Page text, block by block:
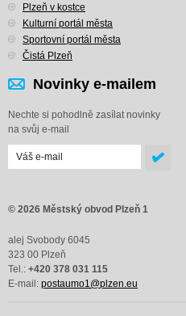
Plzeň v kostce
Kulturní portál města
Sportovní portál města
Čistá Plzeň
Novinky e-mailem
Nechte si pohodlně zasílat novinky
na svůj e-mail
© 2026 Městský obvod Plzeň 1
alej Svobody 6045
323 00 Plzeň
Tel.: +420 378 031 115
E-mail: postaumo1@plzen.eu